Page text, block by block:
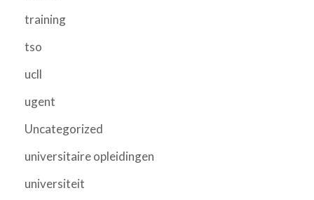
training
tso
ucll
ugent
Uncategorized
universitaire opleidingen
universiteit